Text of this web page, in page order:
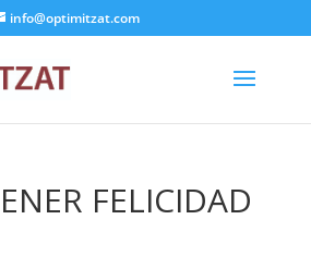
info@optimitzat.com
FELICIDAD